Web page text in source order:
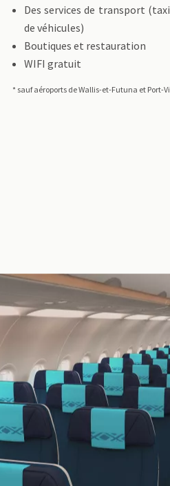
Des services de transport
de véhicules)
Boutiques et restauration
WIFI gratuit
* sauf aéroports de Wallis-et-Futuna et Port-